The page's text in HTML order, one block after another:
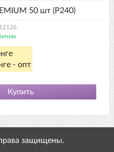
50 шт (P240)
- опт
Купить
защищены.